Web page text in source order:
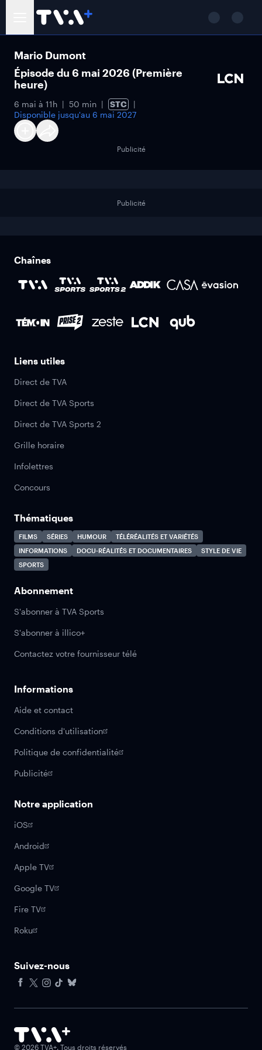
Mario Dumont
Épisode du 6 mai 2026 (Première
heure)
6 mai à 11h 50 min
STC
Disponible jusqu'au 6 mai 2027
Publicité
Publicité
Chaînes
Liens utiles
Direct de TVA
Direct de TVA Sports
Direct de TVA Sports 2
Grille horaire
Infolettres
Concours
Thématiques
FILMS SÉRIES HUMOUR
TÉLÉRÉALITÉS ET VARIÉTÉS
INFORMATIONS
DOCU-RÉALITÉS ET DOCUMENTAIRES
STYLE DE VIE
SPORTS
Abonnement
S'abonner à TVA Sports
S'abonner à illico+
Contactez votre fournisseur télé
Informations
Aide et contact
Conditions d'utilisation
Politique de confidentialité
Publicité
Notre application
iOS
Android
Apple TV
Google TV
Fire TV
Roku
Suivez-nous
© 2026 TVA+. Tous droits réservés